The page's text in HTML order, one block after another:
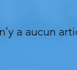
a aucun